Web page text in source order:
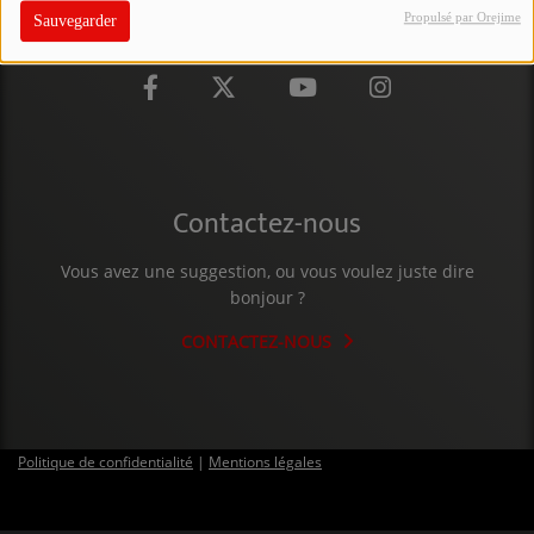
Sauvegarder Propulsé par Orejime
PARTICIPEZ
JEUX CONCOURS
L'ŒIL DE L'OIE | PRÉSENTATION
VIDÉOS | L’ŒIL DE L'OIE
PARTENAIRES
Contactez-nous
Vous avez une suggestion, ou vous voulez juste dire
bonjour ?
CONTACTEZ-NOUS
Politique de confidentialité | Mentions légales